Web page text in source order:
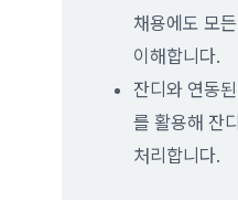
채용에도 모
이해합니다.
잔디와 연동
를 활용해 잔
처리합니다.